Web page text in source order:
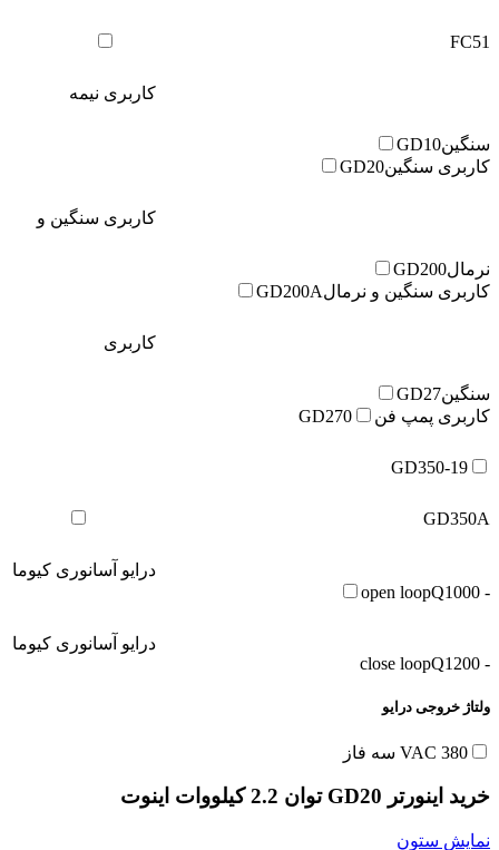
FC51
کاربری نیمه
سنگینGD10
کاربری سنگینGD20
کاربری سنگین و
نرمالGD200
کاربری سنگین و نرمالGD200A
کاربری
سنگینGD27
کاربری پمپ فن
GD270
GD350-19
GD350A
درایو آسانوری کیوما
- open loop
Q1000
درایو آسانوری کیوما
- close loop
Q1200
ولتاژ خروجی درایو
380 VAC سه فاز
خرید اینورتر GD20 توان 2.2 کیلووات اینوت
نمایش ستون